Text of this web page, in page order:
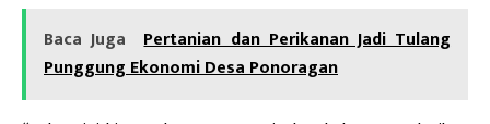
Baca Juga
Pertanian dan Perikanan Jadi Tulang
Punggung Ekonomi Desa Ponoragan